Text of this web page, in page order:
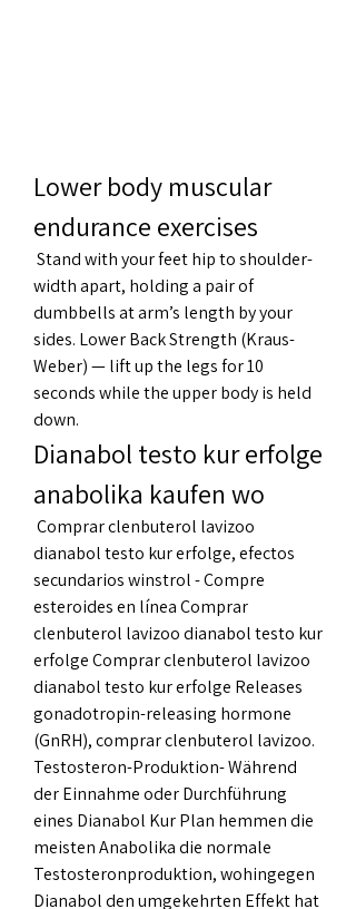
Lower body muscular
endurance exercises
width apart, holding a pair of
dumbbells at arm’s length by your
sides. Lower Back Strength (Kraus-
Weber) — lift up the legs for 10
seconds while the upper body is held
down.
Dianabol testo kur erfolge
anabolika kaufen wo
dianabol testo kur erfolge, efectos
secundarios winstrol - Compre
esteroides en línea Comprar
clenbuterol lavizoo dianabol testo kur
erfolge Comprar clenbuterol lavizoo
dianabol testo kur erfolge Releases
gonadotropin-releasing hormone
(GnRH), comprar clenbuterol lavizoo.
Testosteron-Produktion- Während
der Einnahme oder Durchführung
eines Dianabol Kur Plan hemmen die
meisten Anabolika die normale
Testosteronproduktion, wohingegen
Dianabol den umgekehrten Effekt hat